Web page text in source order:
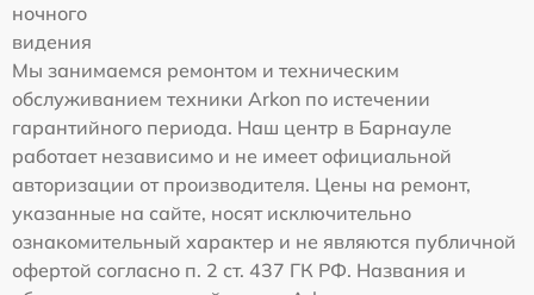
ночного
видения
Мы занимаемся ремонтом и техническим
обслуживанием техники Arkon по истечении
гарантийного периода. Наш центр в Барнауле
работает независимо и не имеет официальной
авторизации от производителя. Цены на ремонт,
указанные на сайте, носят исключительно
ознакомительный характер и не являются публичной
офертой согласно п. 2 ст. 437 ГК РФ. Названия и